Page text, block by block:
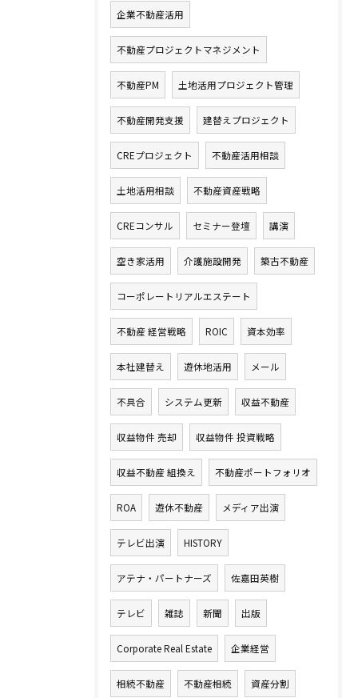
企業不動産活用
不動産プロジェクトマネジメント
不動産PM 土地活用プロジェクト管理
不動産開発支援 建替えプロジェクト
CREプロジェクト 不動産活用相談
土地活用相談 不動産資産戦略
CREコンサル セミナー登壇 講演
空き家活用 介護施設開発 築古不動産
コーポレートリアルエステート
不動産 経営戦略 ROIC 資本効率
本社建替え 遊休地活用 メール
不具合 システム更新 収益不動産
収益物件 売却 収益物件 投資戦略
収益不動産 組換え 不動産ポートフォリオ
ROA 遊休不動産 メディア出演
テレビ出演 HISTORY
アテナ・パートナーズ 佐嘉田英樹
テレビ 雑誌 新聞 出版
Corporate Real Estate 企業経営
相続不動産 不動産相続 資産分割